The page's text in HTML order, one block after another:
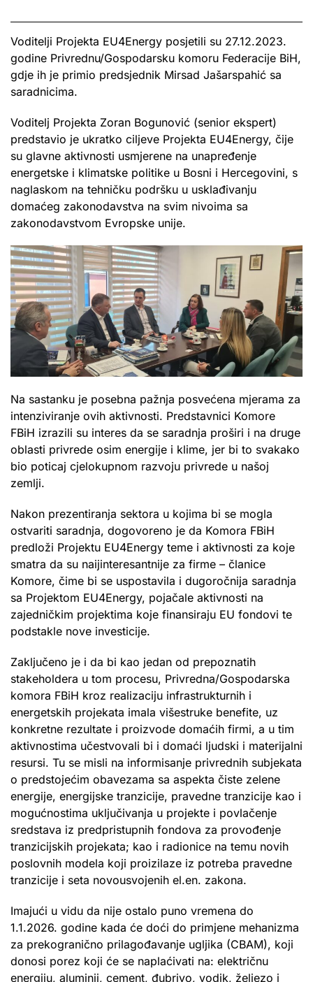
Voditelji Projekta EU4Energy posjetili su 27.12.2023.
godine Privrednu/Gospodarsku komoru Federacije BiH,
gdje ih je primio predsjednik Mirsad Jašarspahić sa
saradnicima.
Voditelj Projekta Zoran Bogunović (senior ekspert)
predstavio je ukratko ciljeve Projekta EU4Energy, čije
su glavne aktivnosti usmjerene na unapređenje
energetske i klimatske politike u Bosni i Hercegovini, s
naglaskom na tehničku podršku u usklađivanju
domaćeg zakonodavstva na svim nivoima sa
zakonodavstvom Evropske unije.
Na sastanku je posebna pažnja posvećena mjerama za
intenziviranje ovih aktivnosti. Predstavnici Komore
FBiH izrazili su interes da se saradnja proširi i na druge
oblasti privrede osim energije i klime, jer bi to svakako
bio poticaj cjelokupnom razvoju privrede u našoj
zemlji.
Nakon prezentiranja sektora u kojima bi se mogla
ostvariti saradnja, dogovoreno je da Komora FBiH
predloži Projektu EU4Energy teme i aktivnosti za koje
smatra da su naijinteresantnije za firme – članice
Komore, čime bi se uspostavila i dugoročnija saradnja
sa Projektom EU4Energy, pojačale aktivnosti na
zajedničkim projektima koje finansiraju EU fondovi te
podstakle nove investicije.
Zaključeno je i da bi kao jedan od prepoznatih
stakeholdera u tom procesu, Privredna/Gospodarska
komora FBiH kroz realizaciju infrastrukturnih i
energetskih projekata imala višestruke benefite, uz
konkretne rezultate i proizvode domaćih firmi, a u tim
aktivnostima učestvovali bi i domaći ljudski i materijalni
resursi. Tu se misli na informisanje privrednih subjekata
o predstojećim obavezama sa aspekta čiste zelene
energije, energijske tranzicije, pravedne tranzicije kao i
mogućnostima uključivanja u projekte i povlačenje
sredstava iz predpristupnih fondova za provođenje
tranzicijskih projekata; kao i radionice na temu novih
poslovnih modela koji proizilaze iz potreba pravedne
tranzicije i seta novousvojenih el.en. zakona.
Imajući u vidu da nije ostalo puno vremena do
1.1.2026. godine kada će doći do primjene mehanizma
za prekogranično prilagođavanje ugljika (CBAM), koji
donosi porez koji će se naplaćivati na: električnu
energiju, aluminij, cement, đubrivo, vodik, željezo i